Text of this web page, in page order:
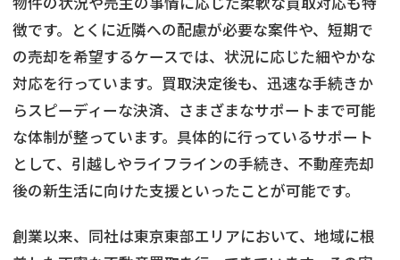
徴です。とくに近隣への配慮が必要な案件や、短期で
の売却を希望するケースでは、状況に応じた細やかな
対応を行っています。買取決定後も、迅速な手続きか
らスピーディーな決済、さまざまなサポートまで可能
な体制が整っています。具体的に行っているサポート
として、引越しやライフラインの手続き、不動産売却
後の新生活に向けた支援といったことが可能です。
創業以来、同社は東京東部エリアにおいて、地域に根